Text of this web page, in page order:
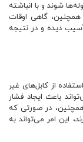
شوند و با انباشته
گاهی اوقات
دیده و در نتیجه
از کابل‌های غیر
باعث ایجاد فشار
در صورتی که
این امر می‌تواند به